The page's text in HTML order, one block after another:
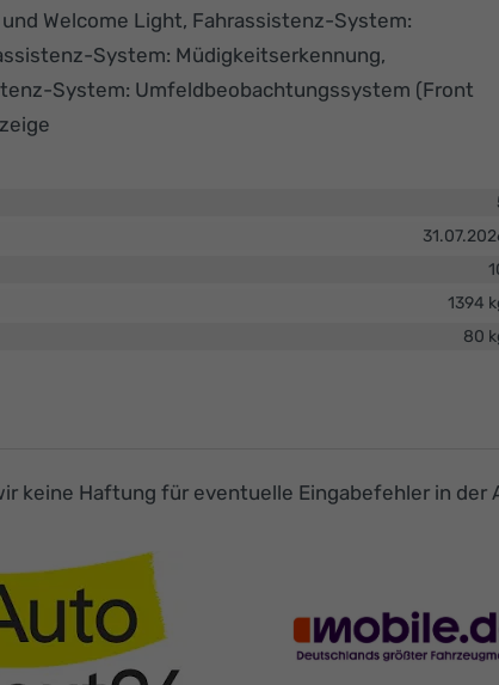
Welcome Light, Fahrassistenz-System:
System: Müdigkeitserkennung,
System: Umfeldbeobachtungssystem (Front
1394
80
keine Haftung für eventuelle Eingabefehler in der